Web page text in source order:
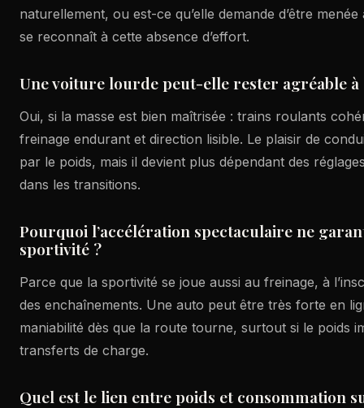
naturellement, ou est-ce qu’elle demande d’être
se reconnaît à cette absence d’effort.
Une voiture lourde peut-elle rester agréable
Oui, si la masse est bien maîtrisée : trains roulants
freinage endurant et direction lisible. Le plaisir de
par le poids, mais il devient plus dépendant des
dans les transitions.
Pourquoi l’accélération spectaculaire ne
sportivité ?
Parce que la sportivité se joue aussi au freinage, à
des enchaînements. Une auto peut être très forte en
maniabilité dès que la route tourne, surtout si le poids
transferts de charge.
Quel est le lien entre poids et consommation